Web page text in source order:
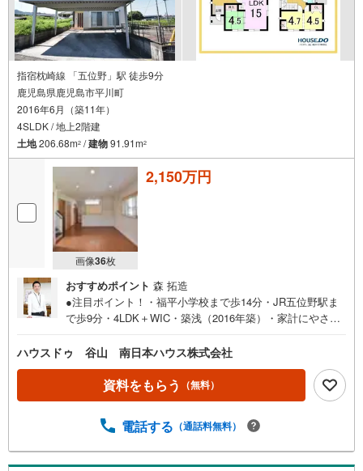
指宿枕崎線 「五位野」駅 徒歩9分
鹿児島県鹿児島市平川町
2016年6月（築11年）
4SLDK / 地上2階建
土地206.68m2 /建物91.91m2
画像36枚
2,150万円
おすすめポイント 森 拓造
●注目ポイント！・福平小学校まで歩14分・JR五位野駅ま
で歩9分・4LDK＋WIC・築浅（2016年築）・家計にやさし
カーポート・南庭●主な周辺環境・福平小学校まで徒歩14
分（約1100m）・福平中学校まで徒歩18分（約1420m）・J
R五位野駅まで徒歩9分（約720m）・セブンイレブン下福
元影原店まで徒歩20分（約1570m）
ハウスドゥ 谷山 南日本ハウス株式会社
資料をもらう （無料）
電話する （通話料無料）